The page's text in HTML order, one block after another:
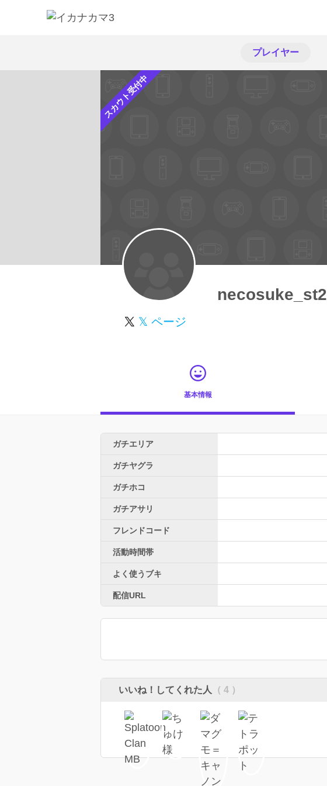
プレイヤー
スカウト受付中
necosuke_st2
𝕏 ページ
基本情報
ガチエリア
ガチヤグラ
ガチホコ
ガチアサリ
フレンドコード
活動時間帯
よく使うブキ
配信URL
いいね！してくれた人 （ 4 ）